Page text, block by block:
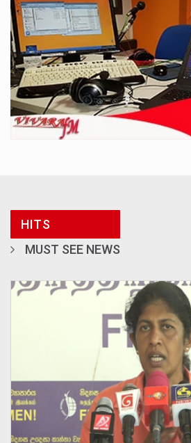
HITS
MUST SEE NEWS